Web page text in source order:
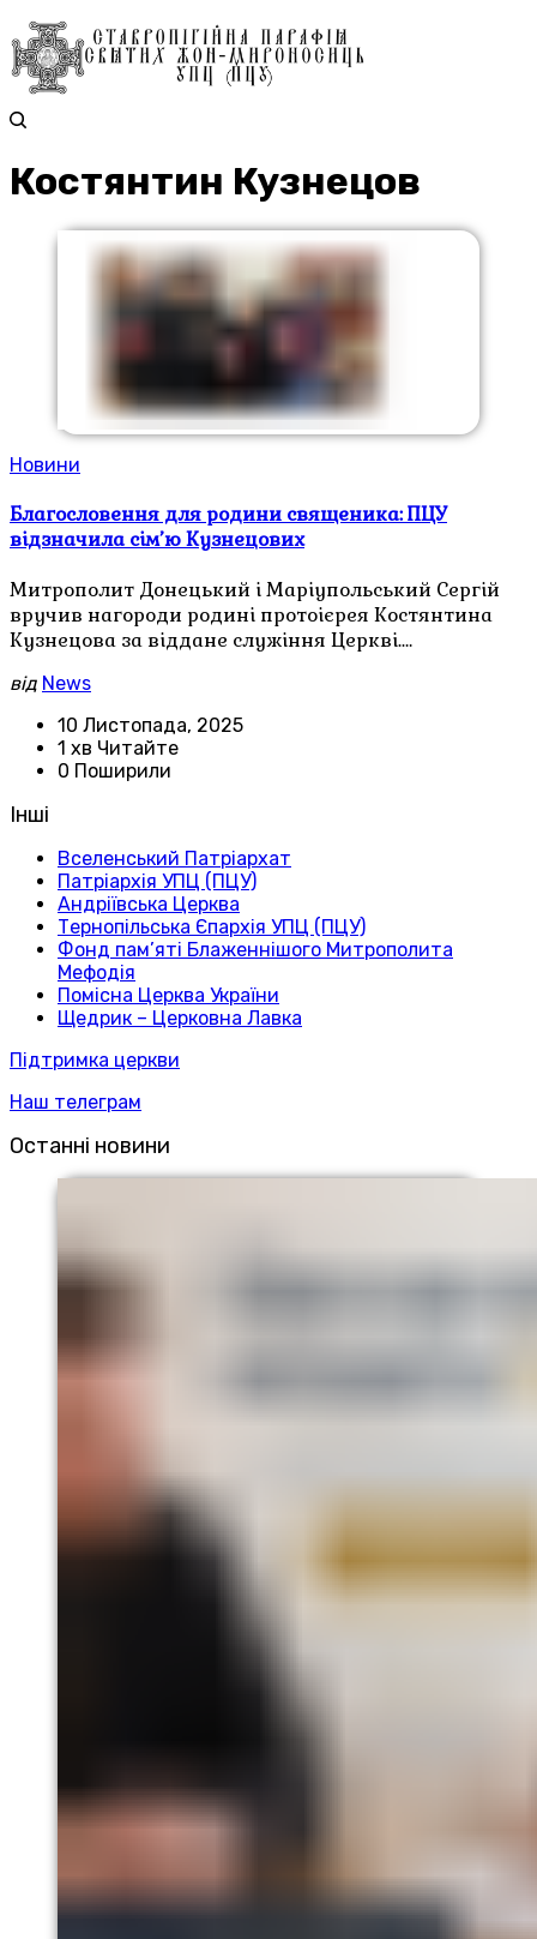
Костянтин Кузнецов
Новини
Благословення для родини священика: ПЦУ
відзначила сім’ю Кузнецових
Митрополит Донецький і Маріупольський Сергій
вручив нагороди родині протоієрея Костянтина
Кузнецова за віддане служіння Церкві.…
від News
10 Листопада, 2025
1 хв Читайте
0 Поширили
Інші
Вселенський Патріархат
Патріархія УПЦ (ПЦУ)
Андріївська Церква
Тернопільська Єпархія УПЦ (ПЦУ)
Фонд пам’яті Блаженнішого Митрополита
Мефодія
Помісна Церква України
Щедрик – Церковна Лавка
Підтримка церкви
Наш телеграм
Останні новини